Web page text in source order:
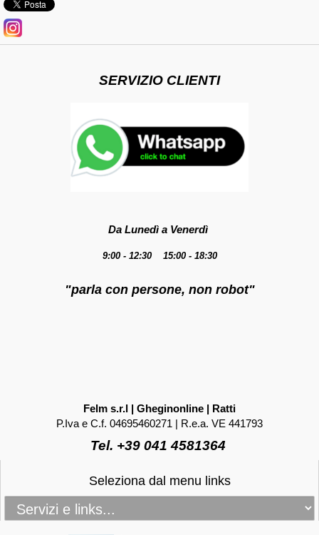
SERVIZIO CLIENTI
Da Lunedì a Venerdì
9:00 - 12:30 15:00 - 18:30
"parla con persone, non robot"
Felm s.r.l | Gheginonline | Ratti
P.Iva e C.f. 04695460271 | R.e.a. VE 441793
Tel. +39 041 4581364
Seleziona dal menu links